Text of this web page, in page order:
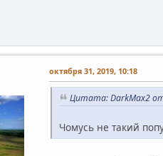
октября 31, 2019, 10:18
Цитата: DarkMax2
Чомусь не такий